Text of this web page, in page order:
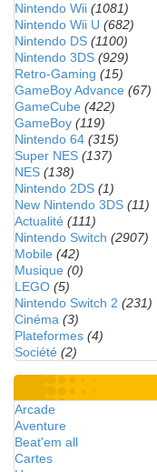
Nintendo Wii (1081)
Nintendo Wii U (682)
Nintendo DS (1100)
Nintendo 3DS (929)
Retro-Gaming (15)
GameBoy Advance (67)
GameCube (422)
GameBoy (119)
Nintendo 64 (315)
Super NES (137)
NES (138)
Nintendo 2DS (1)
New Nintendo 3DS (11)
Actualité (111)
Nintendo Switch (2907)
Mobile (42)
Musique (0)
LEGO (5)
Nintendo Switch 2 (231)
Cinéma (3)
Plateformes (4)
Société (2)
Arcade
Aventure
Beat'em all
Cartes